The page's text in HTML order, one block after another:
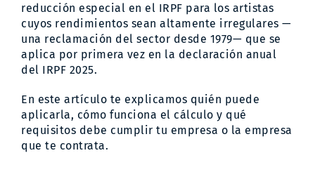
reducción especial en el IRPF para los artistas
cuyos rendimientos sean altamente irregulares —
una reclamación del sector desde 1979— que se
aplica por primera vez en la declaración anual
del IRPF 2025.
En este artículo te explicamos quién puede
aplicarla, cómo funciona el cálculo y qué
requisitos debe cumplir tu empresa o la empresa
que te contrata.